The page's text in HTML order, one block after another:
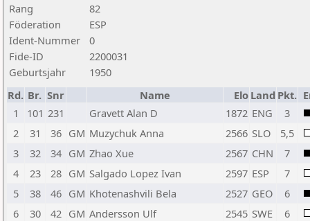
Rang
82
Föderation
ESP
Ident-Nummer
0
Fide-ID
2200031
Geburtsjahr
1950
Rd. Br. Snr Name Elo Land Pkt.
1
101 231 Gravett Alan D 1872 ENG
3
2
31 36 GM Muzychuk Anna 2566 SLO
5,5
3
32 34 GM Zhao Xue 2567 CHN
7
4
23 28 GM Salgado Lopez Ivan 2597 ESP
7
5
38 46 GM Khotenashvili Bela 2527 GEO
6
6
30 42 GM Andersson Ulf 2545 SWE
6